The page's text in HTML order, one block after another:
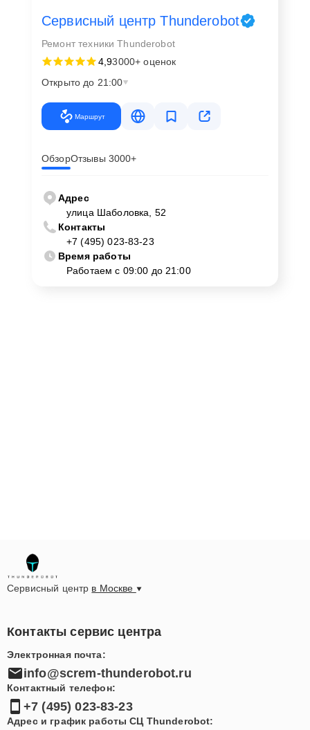
Сервисный центр Thunderobot
Ремонт техники Thunderobot
4,93000+ оценок
Открыто до 21:00
Маршрут
ОбзорОтзывы 3000+
Адрес
улица Шаболовка, 52
Контакты
+7 (495) 023-83-23
Время работы
Работаем с 09:00 до 21:00
Сервисный центр в Москве
Контакты сервис центра
Электронная почта:
info@screm-thunderobot.ru
Контактный телефон:
+7 (495) 023-83-23
Адрес и график работы СЦ Thunderobot: